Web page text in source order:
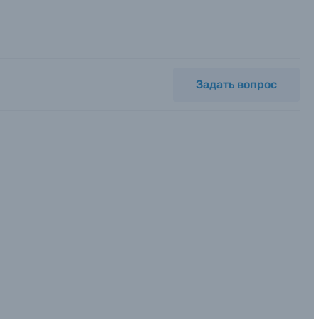
Задать вопрос